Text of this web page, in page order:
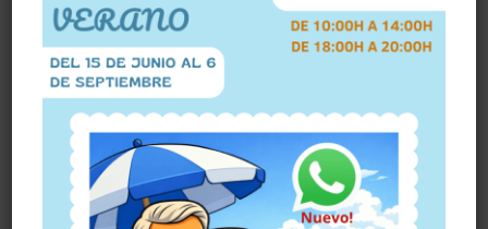
Adicciones
SABER
MÁS
Obsesiones